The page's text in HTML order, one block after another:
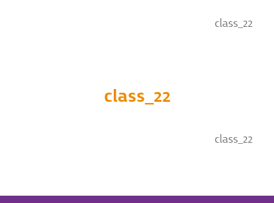
class_22
class_22
class_22